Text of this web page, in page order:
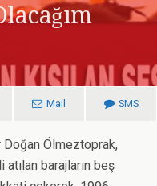
Mail SMS
Doğan Ölmeztoprak,
barajların beş